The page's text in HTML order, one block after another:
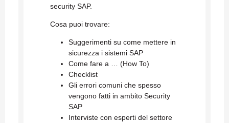
security SAP.
Cosa puoi trovare:
Suggerimenti su come mettere in
sicurezza i sistemi SAP
Come fare a … (How To)
Checklist
Gli errori comuni che spesso
vengono fatti in ambito Security
SAP
Interviste con esperti del settore